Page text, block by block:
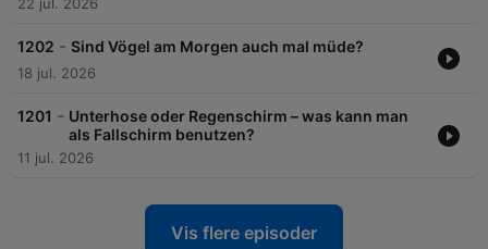
1202 - Sind Vögel am Morgen auch mal müde?
18 jul. 2026
1201 - Unterhose oder Regenschirm – was kann man
als Fallschirm benutzen?
11 jul. 2026
Vis flere episoder